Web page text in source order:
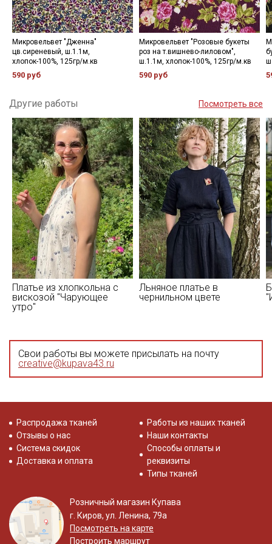
Микровельвет "Дженна"
цв.сиреневый, ш.1.1м,
хлопок-100%, 125гр/м.кв
590 руб
Микровельвет "Розовые букеты
роз на т.вишнево-лиловом",
ш.1.1м, хлопок-100%, 125гр/м.кв
590 руб
Другие работы Посмотреть все
Платье из хлопкольна с
вискозой "Чарующее
утро"
Льняное платье в
чернильном цвете
Свои работы вы можете присылать на почту
creative@kupava43.ru
Распродажа тканей
Отзывы о нас
Система скидок
Доставка и оплата
Работы из наших тканей
Наши контакты
Способы оплаты и
реквизиты
Типы тканей
Розничный магазин Купава
г. Киров, ул. Ленина, 79а
Посмотреть на карте
Построить маршрут